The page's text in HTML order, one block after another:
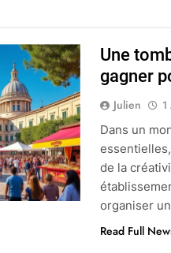
Une
gagner
Julien
Dans un
de la
organiser
Read Full